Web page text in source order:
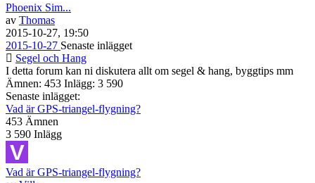
Phoenix Sim...
av Thomas
2015-10-27, 19:50
2015-10-27 Senaste inlägget
Segel och Hang
I detta forum kan ni diskutera allt om segel & hang, byggtips mm
Ämnen: 453 Inlägg: 3 590
Senaste inlägget:
Vad är GPS-triangel-flygning?
453 Ämnen
3 590 Inlägg
Vad är GPS-triangel-flygning?